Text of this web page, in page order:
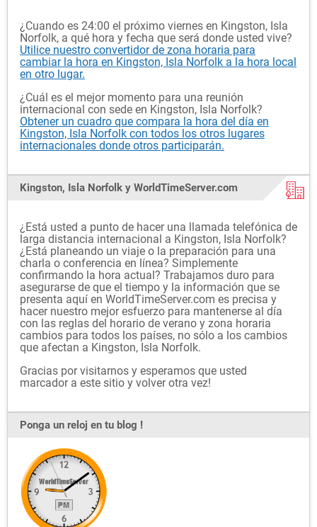
¿Cuando es 24:00 el próximo viernes en Kingston, Isla
Norfolk, a qué hora y fecha que será donde usted vive?
Utilice nuestro convertidor de zona horaria para
cambiar la hora en Kingston, Isla Norfolk a la hora local
en otro lugar.
¿Cuál es el mejor momento para una reunión
internacional con sede en Kingston, Isla Norfolk?
Obtener un cuadro que compara la hora del día en
Kingston, Isla Norfolk con todos los otros lugares
internacionales donde otros participarán.
Kingston, Isla Norfolk y WorldTimeServer.com
¿Está usted a punto de hacer una llamada telefónica de
larga distancia internacional a Kingston, Isla Norfolk?
¿Está planeando un viaje o la preparación para una
charla o conferencia en línea? Simplemente
confirmando la hora actual? Trabajamos duro para
asegurarse de que el tiempo y la información que se
presenta aquí en WorldTimeServer.com es precisa y
hacer nuestro mejor esfuerzo para mantenerse al día
con las reglas del horario de verano y zona horaria
cambios para todos los países, no sólo a los cambios
que afectan a Kingston, Isla Norfolk.
Gracias por visitarnos y esperamos que usted
marcador a este sitio y volver otra vez!
Ponga un reloj en tu blog !